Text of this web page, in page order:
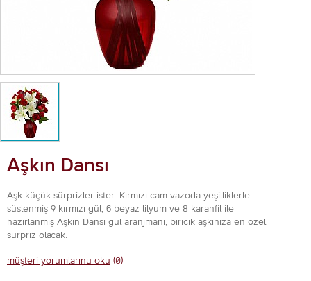
Aşkın Dansı
Aşk küçük sürprizler ister. Kırmızı cam vazoda yeşilliklerle
süslenmiş 9 kırmızı gül, 6 beyaz lilyum ve 8 karanfil ile
hazırlanmış Aşkın Dansı gül aranjmanı, biricik aşkınıza en özel
sürpriz olacak.
müşteri yorumlarınu oku (0)